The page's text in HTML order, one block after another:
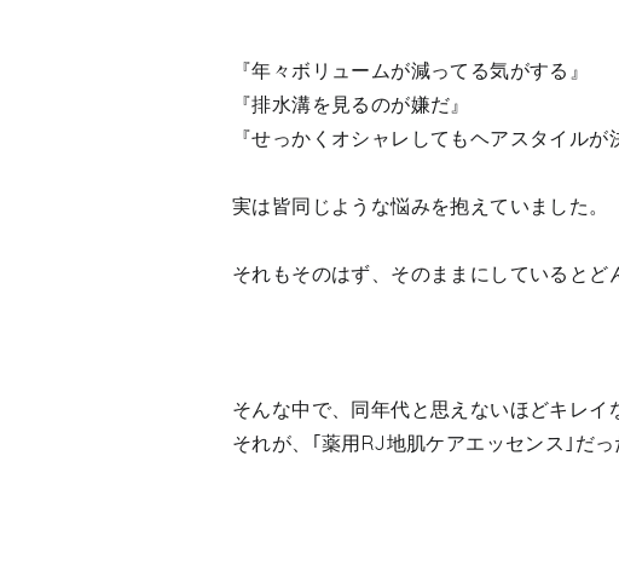
『年々ボリュームが減ってる気がする』
『排水溝を見るのが嫌だ』
『せっかくオシャレしてもヘアスタイルが
実は皆同じような悩みを抱えていました。
それもそのはず、そのままにしているとど
そんな中で、同年代と思えないほどキレイ
それが、｢薬用RJ地肌ケアエッセンス｣だっ